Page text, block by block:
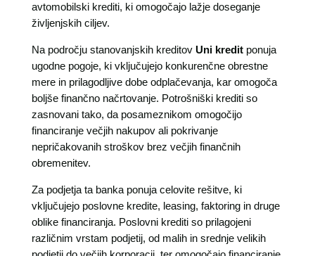
avtomobilski krediti, ki omogočajo lažje doseganje
življenjskih ciljev.
Na področju stanovanjskih kreditov Uni kreditponuja
ugodne pogoje, ki vključujejo konkurenčne obrestne
mere in prilagodljive dobe odplačevanja, kar omogoča
boljše finančno načrtovanje. Potrošniški krediti so
zasnovani tako, da posameznikom omogočijo
financiranje večjih nakupov ali pokrivanje
nepričakovanih stroškov brez večjih finančnih
obremenitev.
Za podjetja ta banka ponuja celovite rešitve, ki
vključujejo poslovne kredite, leasing, faktoring in druge
oblike financiranja. Poslovni krediti so prilagojeni
različnim vrstam podjetij, od malih in srednje velikih